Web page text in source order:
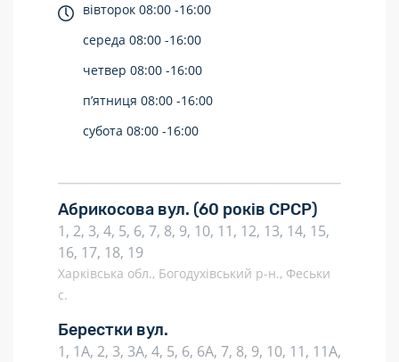
вівторок 08:00 -16:00
середа 08:00 -16:00
четвер 08:00 -16:00
п’ятниця 08:00 -16:00
субота 08:00 -16:00
Абрикосова вул. (60 років СРСР)
1, 2, 3, 4, 5, 6, 7, 8, 9, 10, 11, 12, 13, 14, 15,
16, 17, 18, 19
Харківська обл., Богодухівський р-н., Феськи
с.
Берестки вул.
1, 1А, 2, 3, 3А, 4, 5, 6, 6А, 7, 8, 9, 10, 11, 11А,